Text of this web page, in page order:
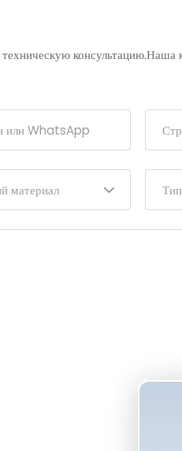
консультацию.Наша